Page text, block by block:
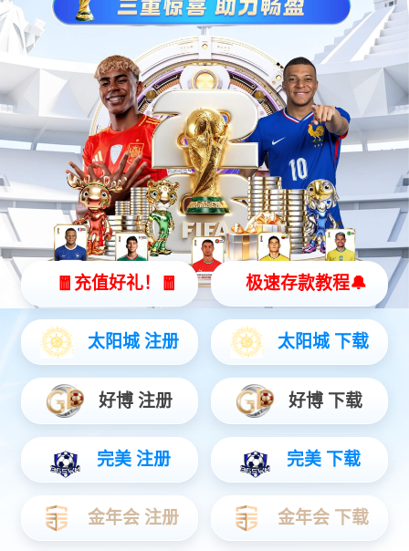
农业机械 环卫机械 港口机械
eWave 100？仄
工业领域